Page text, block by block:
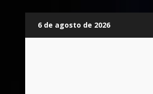
6 de agosto de 2026